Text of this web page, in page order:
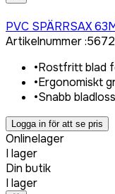
PVC SPÄRRSAX
Artikelnummer:
•Rostfritt blad
•Ergonomiskt
•Snabb
Logga in för att se pris
Onlinelager
I lager
Din butik
I lager